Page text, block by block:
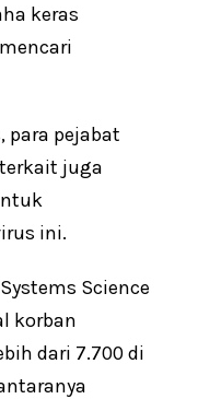
keras
para pejabat
juga
ini.
Science
korban
dari 7.700 di